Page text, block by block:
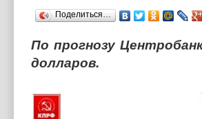
Поделиться…
По прогнозу
долларов.